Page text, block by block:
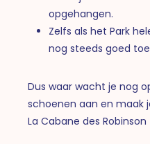
opgehangen.
Zelfs als het Park
nog steeds goed
Dus waar wacht je nog
schoenen aan en maak
La Cabane des